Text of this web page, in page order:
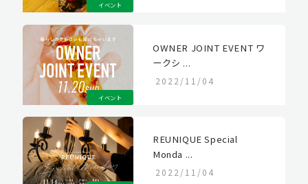
イベント
イベント
OWNER JOINT EVENT ワ
ークシ ...
2022/11/04
REUNIQUE Special
Monda ...
2022/11/04